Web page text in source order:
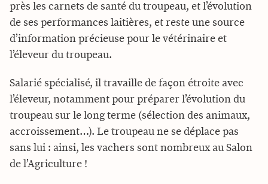
près les carnets de santé du troupeau, et l’évolution
de ses performances laitières, et reste une source
d’information précieuse pour le vétérinaire et
l’éleveur du troupeau.
Salarié spécialisé, il travaille de façon étroite avec
l’éleveur, notamment pour préparer l’évolution du
troupeau sur le long terme (sélection des animaux,
accroissement…). Le troupeau ne se déplace pas
sans lui : ainsi, les vachers sont nombreux au Salon
de l’Agriculture !